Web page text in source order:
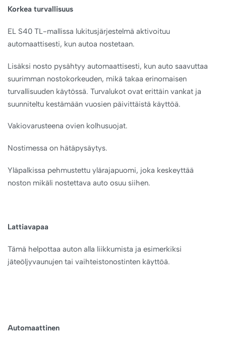
Korkea turvallisuus
EL S40 TL-mallissa lukitusjärjestelmä aktivoituu
automaattisesti, kun autoa nostetaan.
Lisäksi nosto pysähtyy automaattisesti, kun auto saavuttaa
suurimman nostokorkeuden, mikä takaa erinomaisen
turvallisuuden käytössä. Turvalukot ovat erittäin vankat ja
suunniteltu kestämään vuosien päivittäistä käyttöä.
Vakiovarusteena ovien kolhusuojat.
Nostimessa on hätäpysäytys.
Yläpalkissa pehmustettu ylärajapuomi, joka keskeyttää
noston mikäli nostettava auto osuu siihen.
Lattiavapaa
Tämä helpottaa auton alla liikkumista ja esimerkiksi
jäteöljyvaunujen tai vaihteistonostinten käyttöä.
Automaattinen